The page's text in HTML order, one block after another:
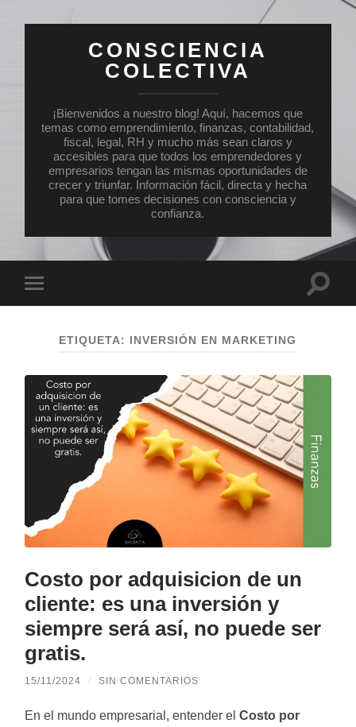
CONSCIENCIA
COLECTIVA
¡Bienvenidos a nuestro blog! Aquí, hacemos que
temas como emprendimiento, finanzas, contabilidad,
fiscal, legal, RH y mucho más sean claros y
accesibles para que todos los emprendedores y
empresarios tengan las mismas oportunidades de
crecer y triunfar. Información fácil, directa y hecha
para que tomes decisiones con consciencia y
confianza.
el
móvil
ETIQUETA: INVERSIÓN EN MARKETING
Costo por adquisicion de un
cliente: es una inversión y
siempre será así, no puede ser
gratis.
15/11/2024 / SIN COMENTARIOS
En el mundo empresarial, entender elCosto por